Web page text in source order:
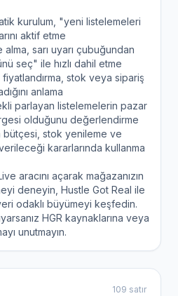
kurulum, "yeni listelemeleri
aktif etme
sarı uyarı çubuğundan
seç" ile hızlı dahil etme
stok veya sipariş
anlama
parlayan listelemelerin pazar
olduğunu değerlendirme
bütçesi, stok yenileme ve
kararlarında kullanma
aracını açarak mağazanızın
deneyin, Hustle Got Real ile
odaklı büyümeyi keşfedin.
HGR kaynaklarına veya
unutmayın.
109 satır